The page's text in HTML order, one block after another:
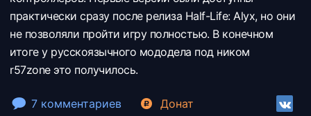
практически сразу после релиза Half-Life: Alyx, но они
не позволяли пройти игру полностью. В конечном
итоге у русскоязычного мододела под ником
r57zone это получилось.
7 комментариев Донат